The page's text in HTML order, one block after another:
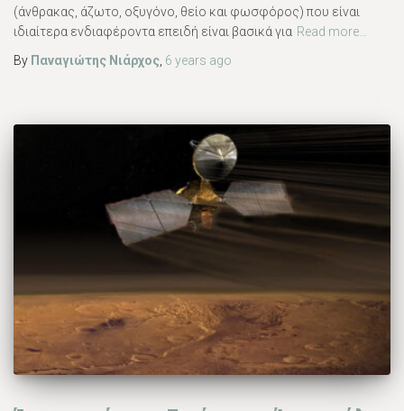
(άνθρακας, άζωτο, οξυγόνο, θείο και φωσφόρος) που είναι
ιδιαίτερα ενδιαφέροντα επειδή είναι βασικά για Read more…
By Παναγιώτης Νιάρχος 6 years ago